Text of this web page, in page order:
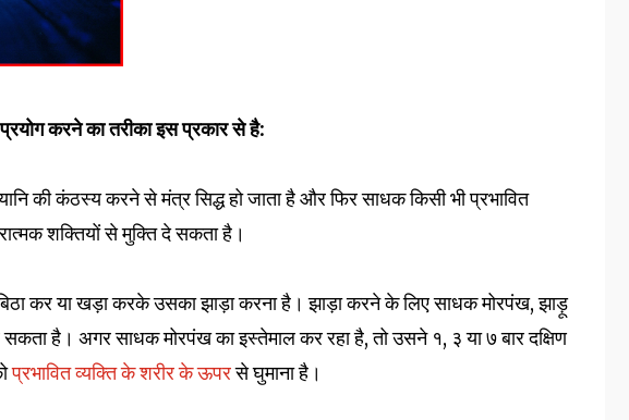
करने का तरीका इस प्रकार से है:
की कंठस्य करने से मंत्र सिद्ध हो जाता है और फिर साधक किसी भी प्रभावित
शक्तियों से मुक्ति दे सकता है।
कर या खड़ा करके उसका झाड़ा करना है। झाड़ा करने के लिए साधक मोरपंख, झाड़ू
है। अगर साधक मोरपंख का इस्तेमाल कर रहा है, तो उसने १, ३ या ७ बार दक्षिण
प्रभावित व्यक्ति के शरीर के ऊपरसे घुमाना है।